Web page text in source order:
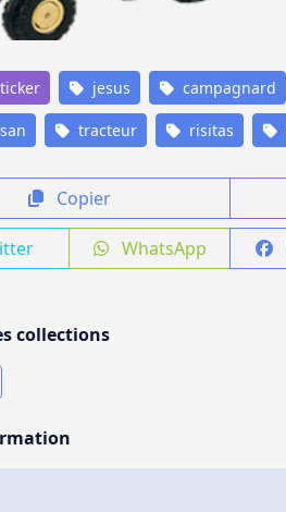
jesus campagnard
tracteur risitas
Copier
WhatsApp
collections